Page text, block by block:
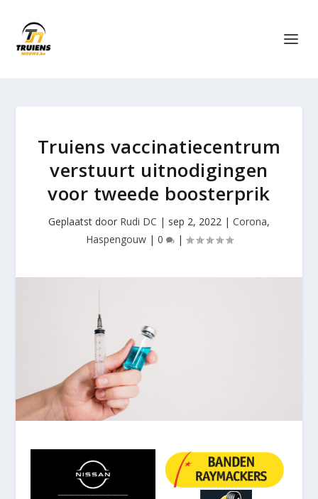
Truiens vaccinatiecentrum
verstuurt uitnodigingen
voor tweede boosterprik
Geplaatst door Rudi DC | sep 2, 2022 | Corona,
Haspengouw| 0 |